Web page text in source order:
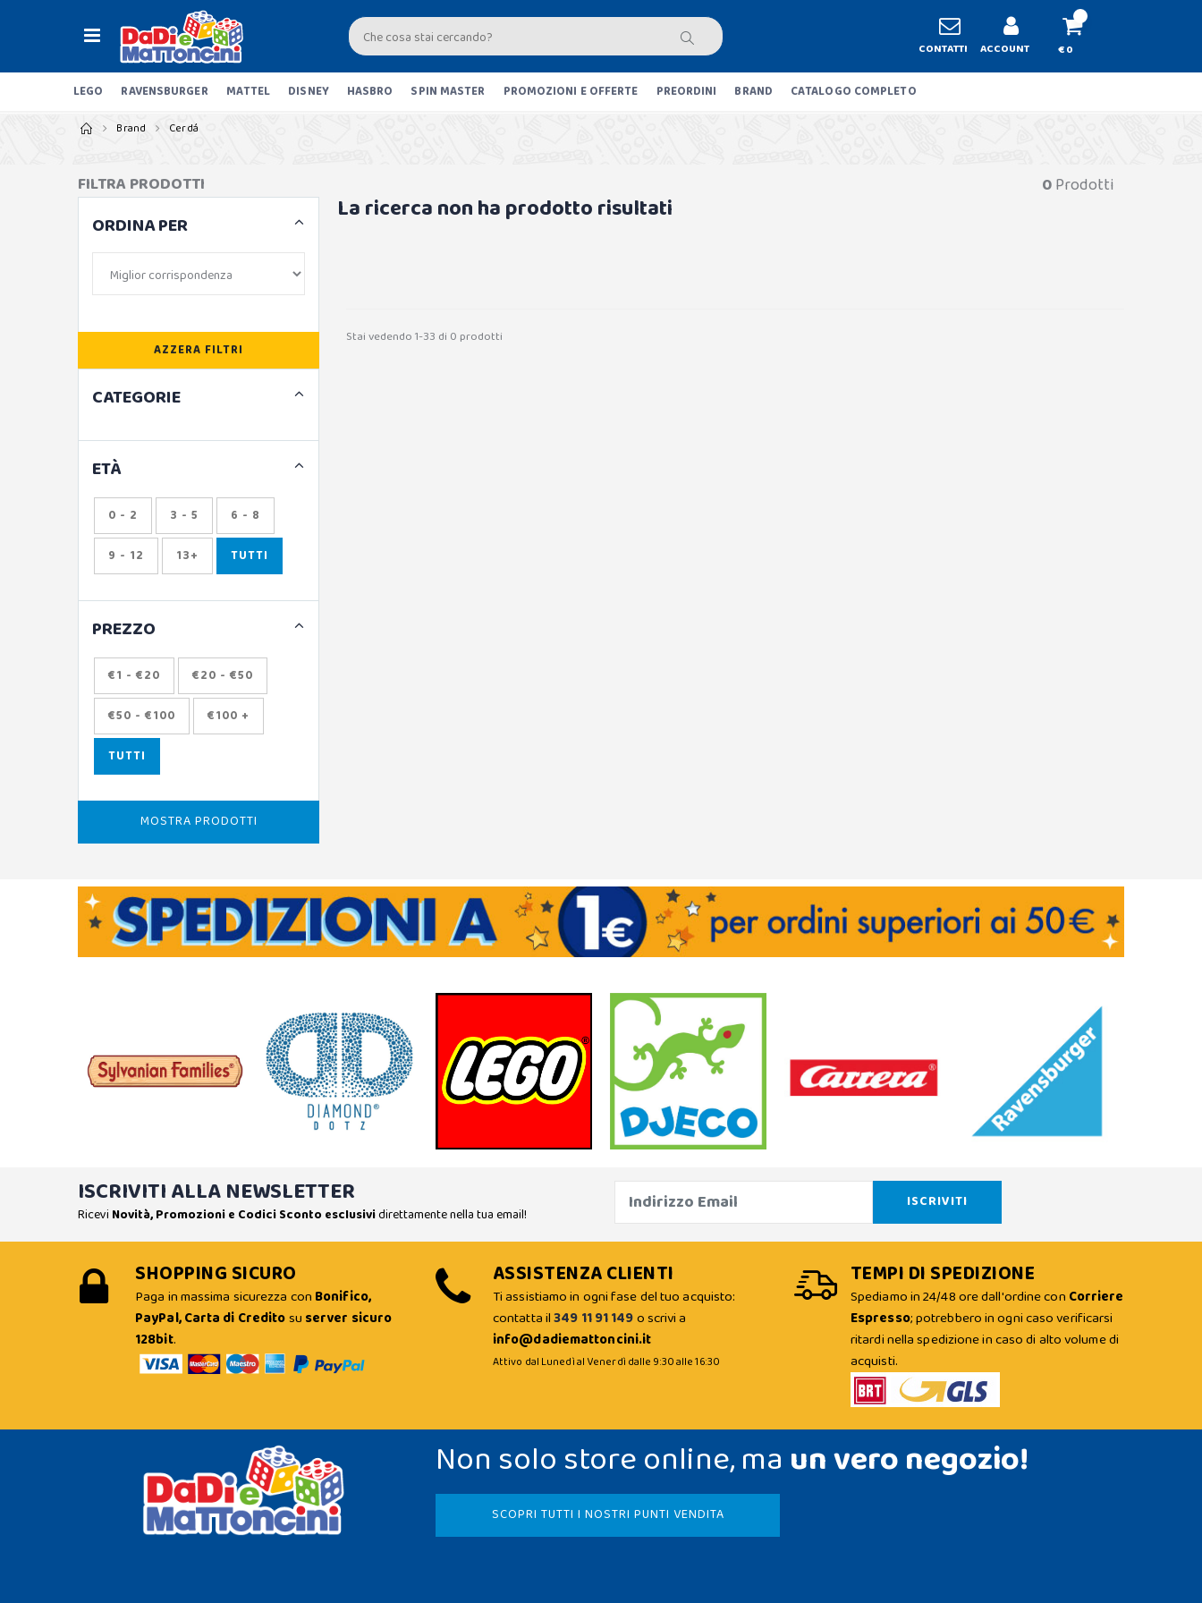
CONTATTI ACCOUNT € 0
LEGO RAVENSBURGER MATTEL DISNEY HASBRO SPIN MASTER PROMOZIONI E OFFERTE PREORDINI BRAND CATALOGO COMPLETO
Brand Cerdá
0Prodotti
La ricerca non ha prodotto risultati
Stai vedendo 1-33 di 0 prodotti
FILTRA PRODOTTI
ORDINA PER
AZZERA FILTRI
CATEGORIE
ETÀ
0 - 2 3 - 5 6 - 8
9 - 12 13+ TUTTI
PREZZO
€1 - €20 €20 - €50
€50 - €100 €100 +
TUTTI
MOSTRA PRODOTTI
ISCRIVITI ALLA NEWSLETTER
Ricevi Novità, Promozioni e Codici Sconto esclusividirettamente nella tua email!
SHOPPING SICURO
Paga in massima sicurezza con Bonifico,
PayPal, Carta di Creditosu server sicuro
128bit.
ASSISTENZA CLIENTI
Ti assistiamo in ogni fase del tuo acquisto:
contatta il349 11 91 149o scrivi a
info@dadiemattoncini.it
Attivo dal Lunedì al Venerdì dalle 9:30 alle 16:30
TEMPI DI SPEDIZIONE
Spediamo in 24/48 ore dall'ordine con Corriere
Espresso; potrebbero in ogni caso verificarsi
ritardi nella spedizione in caso di alto volume di
acquisti.
Non solo store online, ma un vero negozio!
SCOPRI TUTTI I NOSTRI PUNTI VENDITA